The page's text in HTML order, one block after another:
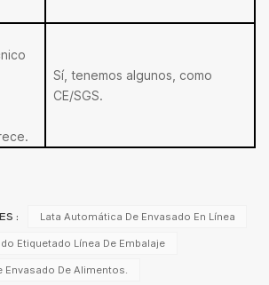
Sí, tenemos algunos, como
CE/SGS.
: Lata Automática De Envasado En Línea
Etiquetado Línea De Embalaje
Envasado De Alimentos.